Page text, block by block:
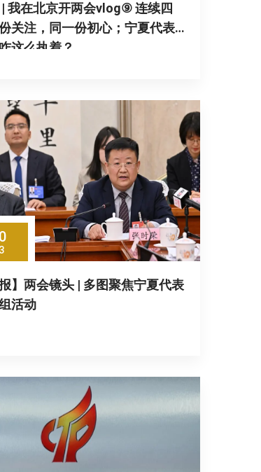
在北京开两会vlog⑨ 连续四
关注，同一份初心；宁夏代表团
这么执着？
报】两会镜头 | 多图聚焦宁夏代表
活动